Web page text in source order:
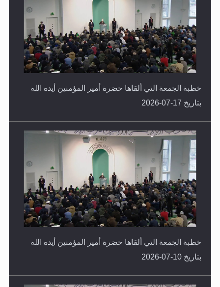
خطبة الجمعة التي ألقاها حضرة أمير المؤمنين أيده الله
بتاريخ 17-07-2026
خطبة الجمعة التي ألقاها حضرة أمير المؤمنين أيده الله
بتاريخ 10-07-2026